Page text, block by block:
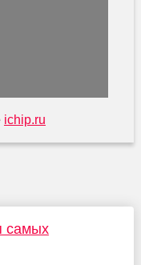
ichip.ru
самых